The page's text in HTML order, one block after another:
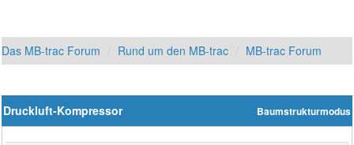
Das MB-trac Forum Rund um den MB-trac MB-trac Forum
Baumstrukturmodus
Druckluft-Kompressor